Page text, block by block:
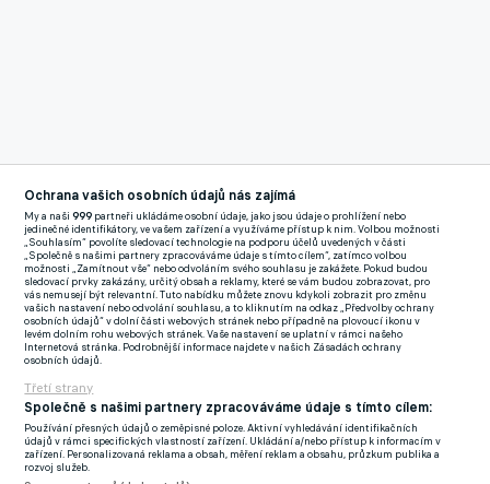
Ochrana vašich osobních údajů nás zajímá
My a naši999 partneři ukládáme osobní údaje, jako jsou údaje o prohlížení nebo
jedinečné identifikátory, ve vašem zařízení a využíváme přístup k nim. Volbou možnosti
„Souhlasím“ povolíte sledovací technologie na podporu účelů uvedených v části
„Společně s našimi partnery zpracováváme údaje s tímto cílem“, zatímco volbou
možnosti „Zamítnout vše“ nebo odvoláním svého souhlasu je zakážete. Pokud budou
sledovací prvky zakázány, určitý obsah a reklamy, které se vám budou zobrazovat, pro
vás nemusejí být relevantní. Tuto nabídku můžete znovu kdykoli zobrazit pro změnu
vašich nastavení nebo odvolání souhlasu, a to kliknutím na odkaz „Předvolby ochrany
osobních údajů“ v dolní části webových stránek nebo případně na plovoucí ikonu v
levém dolním rohu webových stránek. Vaše nastavení se uplatní v rámci našeho
Internetová stránka. Podrobnější informace najdete v našich Zásadách ochrany
osobních údajů.
Třetí strany
Společně s našimi partnery zpracováváme údaje s tímto cílem:
Používání přesných údajů o zeměpisné poloze. Aktivní vyhledávání identifikačních
údajů v rámci specifických vlastností zařízení. Ukládání a/nebo přístup k informacím v
zařízení. Personalizovaná reklama a obsah, měření reklam a obsahu, průzkum publika a
rozvoj služeb.